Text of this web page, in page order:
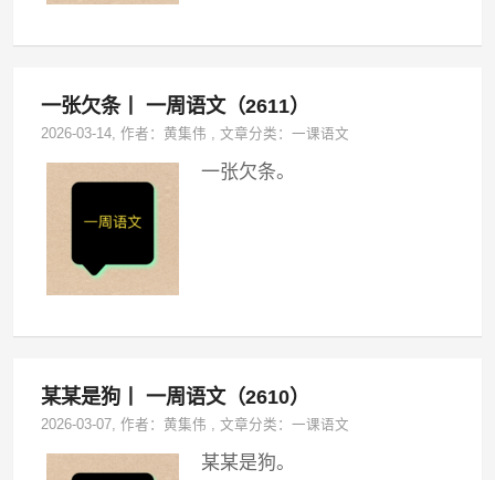
一张欠条丨 一周语文（2611）
2026-03-14, 作者：黄集伟 ,文章分类：一课语文
一张欠条。
某某是狗丨 一周语文（2610）
2026-03-07, 作者：黄集伟 ,文章分类：一课语文
某某是狗。